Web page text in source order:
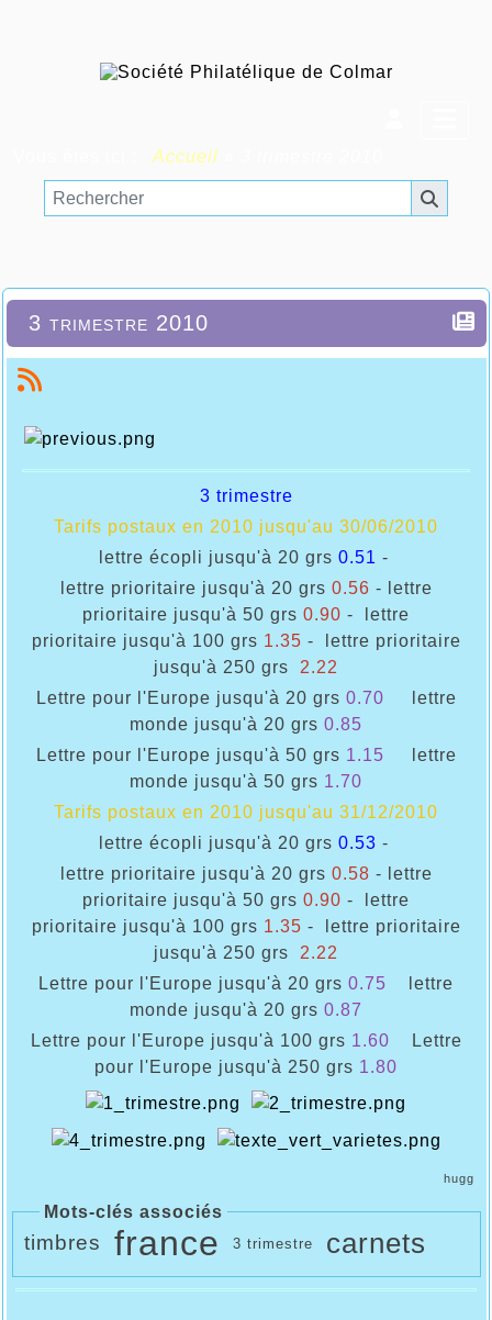
Accueil
3 trimestre 2010
3 trimestre
Tarifs postaux en 2010 jusqu'au 30/06/2010
lettre écopli jusqu'à 20 grs 0.51 -
lettre prioritaire jusqu'à 20 grs 0.56 - lettre
prioritaire jusqu'à 50 grs 0.90 - lettre
prioritaire jusqu'à 100 grs 1.35 - lettre prioritaire
jusqu'à 250 grs 2.22
Lettre pour l'Europe jusqu'à 20 grs 0.70 lettre
monde jusqu'à 20 grs 0.85
Lettre pour l'Europe jusqu'à 50 grs 1.15
lettre
monde jusqu'à 50 grs 1.70
Tarifs postaux en 2010 jusqu'au 31/12/2010
lettre écopli jusqu'à 20 grs 0.53 -
lettre prioritaire jusqu'à 20 grs 0.58 - lettre
prioritaire jusqu'à 50 grs 0.90 - lettre
prioritaire jusqu'à 100 grs 1.35 - lettre prioritaire
jusqu'à 250 grs 2.22
Lettre pour l'Europe jusqu'à 20 grs 0.75 lettre
monde jusqu'à 20 grs 0.87
Lettre pour l'Europe jusqu'à 100 grs 1.60
Lettre
pour l'Europe jusqu'à 250 grs 1.80
hugg
Mots-clés associés
timbres france 3 trimestre carnets